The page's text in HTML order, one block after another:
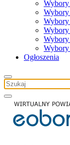
Wybory
Wybory
Wybory
Wybory
Wybory
Wybory
Ogłoszenia